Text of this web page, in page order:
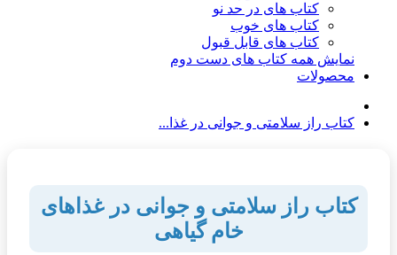
کتاب های در حد نو
کتاب های خوب
کتاب های قابل قبول
نمایش همه کتاب های دست دوم
محصولات
کتاب راز سلامتی و جوانی در غذا...
کتاب راز سلامتی و جوانی در غذاهای
خام گیاهی